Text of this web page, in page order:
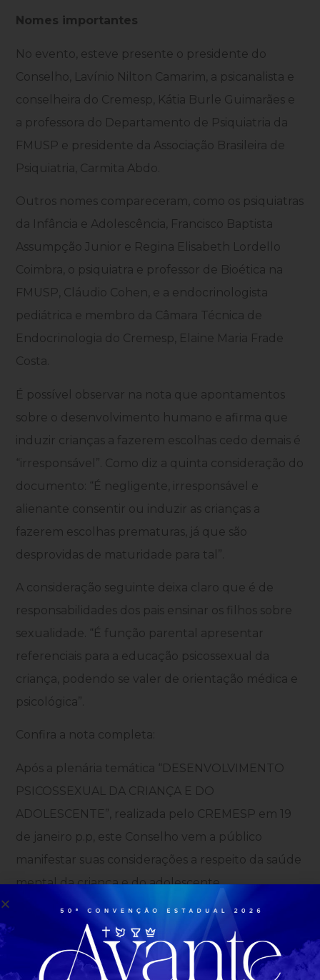
Nomes importantes
No evento, esteve presente o presidente do
Conselho, Lavínio Nilton Camarim, a psicanalista e
conselheira do Cremesp, Kátia Burle Guimarães e
a professora do Departamento de Psiquiatria da
FMUSP e presidente da Associação Brasileira de
Psiquiatria, Carmita Abdo.
Outros nomes compareceram, como os psiquiatras
da Infância e Adolescência, Francisco Baptista
Assumpção Junior e Regina Elisabeth Lordello
Coimbra, o psiquiatra e professor de Bioética na
FMUSP, Cláudio Cohen, e a endocrinologista
pediátrica e membro da Câmara Técnica de
Endocrinologia do Cremesp, Elaine Maria Frade
Costa.
É possível observar na nota que apontamentos
sobre o desenvolvimento humano e afirma que
induzir crianças a fazerem escolhas cedo demais é
“irresponsável”. Como diz a quinta consideração do
documento: “É negligente, irresponsável e
alienante consentir ou induzir as crianças a
fazerem escolhas prematuras, já que são
desprovidas de maturidade para tal”.
A consideração seguinte deixa claro que é de
responsabilidades dos pais ensinar os filhos sobre
sexualidade. “É função parental apresentar
referenciais para a educação psicossexual da
criança, podendo se valer de orientação médica e
psicológica”.
Confira a nota completa:
Após a plenária temática “DESENVOLVIMENTO
PSICOSSEXUAL DA CRIANÇA E DO
ADOLESCENTE”, realizada pelo CREMESP em 19
de janeiro p.p, este Conselho vem a público
manifestar suas considerações a respeito da saúde
mental da criança e do adolescente.
A saúde mental do ser humano depende de um
desenvolvimento harmônico, desde o princípio da
vida, e uma parte dessa formação se faz por meio